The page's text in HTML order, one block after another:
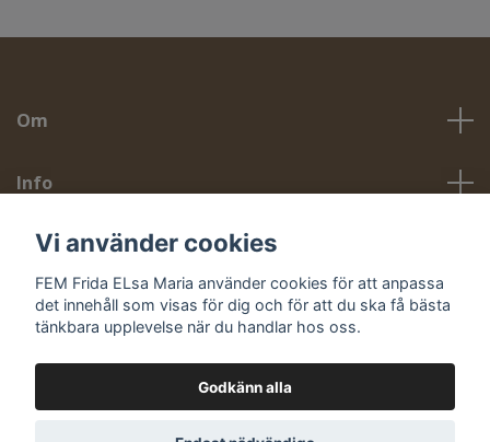
Om
Info
Sociala medier
© 2026 Fem Smycken
Vi använder cookies
FEM Frida ELsa Maria använder cookies för att anpassa
det innehåll som visas för dig och för att du ska få bästa
tänkbara upplevelse när du handlar hos oss.
Godkänn alla